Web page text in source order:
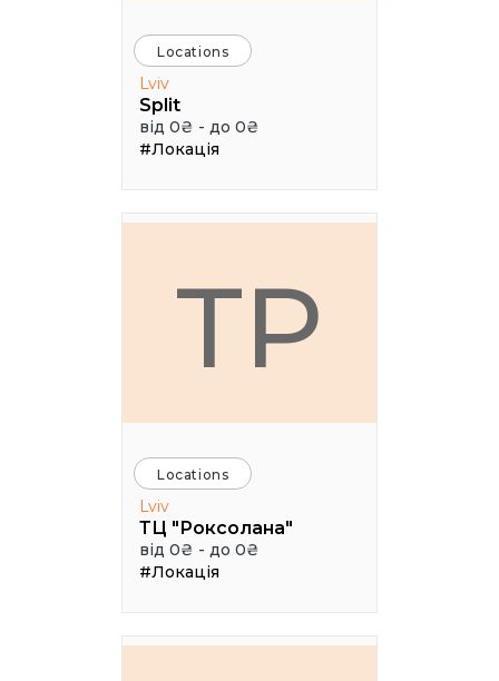
Locations
Lviv
Split
від 0₴ - до 0₴
#Локація
ТР
Locations
Lviv
ТЦ "Роксолана"
від 0₴ - до 0₴
#Локація